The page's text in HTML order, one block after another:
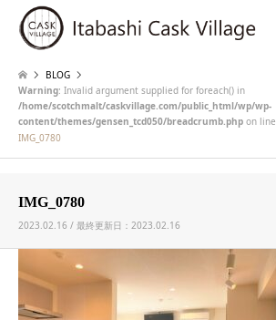
BLOG
Warning: Invalid argument supplied for foreach() in
/home/scotchmalt/caskvillage.com/public_html/wp/wp-
content/themes/gensen_tcd050/breadcrumb.php on line
IMG_0780
IMG_0780
2023.02.16 / 最終更新日：2023.02.16